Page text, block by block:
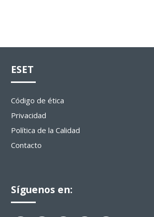
ESET
Código de ética
Privacidad
Política de la Calidad
Contacto
Síguenos en: